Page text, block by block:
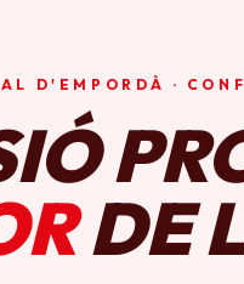
D'EMPORDÀ ·
DE